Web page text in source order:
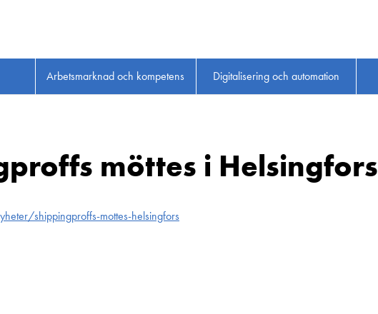
Arbetsmarknad och kompetens Digitalisering och automation
möttes i Helsingfors
shippingproffs-mottes-helsingfors